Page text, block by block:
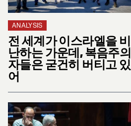
ANALYSIS
전 세계가 이스라엘을 비
난하는 가운데, 복음주의
자들은 굳건히 버티고 있
어